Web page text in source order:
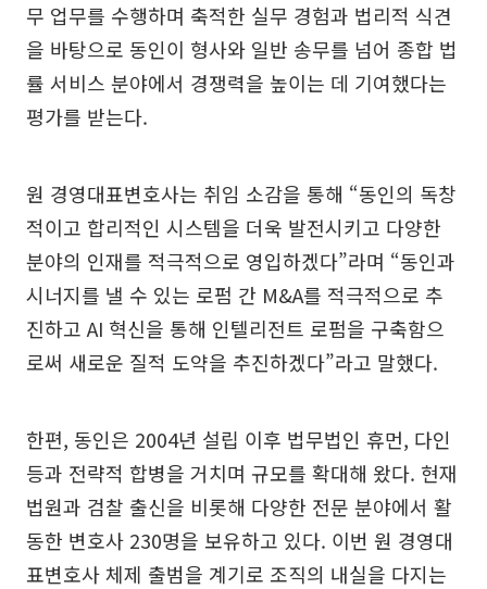
무 업무를 수행하며 축적한 실무 경험과 법리적 식견
을 바탕으로 동인이 형사와 일반 송무를 넘어 종합 법
률 서비스 분야에서 경쟁력을 높이는 데 기여했다는
평가를 받는다.
원 경영대표변호사는 취임 소감을 통해 “동인의 독창
적이고 합리적인 시스템을 더욱 발전시키고 다양한
분야의 인재를 적극적으로 영입하겠다”라며 “동인과
시너지를 낼 수 있는 로펌 간 M&A를 적극적으로 추
진하고 AI 혁신을 통해 인텔리전트 로펌을 구축함으
로써 새로운 질적 도약을 추진하겠다”라고 말했다.
한편, 동인은 2004년 설립 이후 법무법인 휴먼, 다인
등과 전략적 합병을 거치며 규모를 확대해 왔다. 현재
법원과 검찰 출신을 비롯해 다양한 전문 분야에서 활
동한 변호사 230명을 보유하고 있다. 이번 원 경영대
표변호사 체제 출범을 계기로 조직의 내실을 다지는